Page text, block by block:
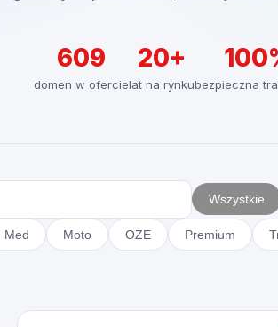
609
domen w ofercie
20+
lat na rynkubezpieczna
Wszystkie
Med Moto OZE Premium